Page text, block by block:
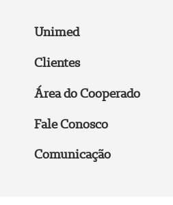
Unimed
Clientes
Área do Cooperado
Fale Conosco
Comunicação